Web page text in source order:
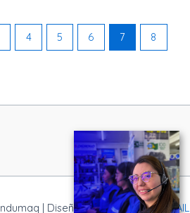
4 5 6 7 8
| Diseño WebNOVA |WEBMAIL